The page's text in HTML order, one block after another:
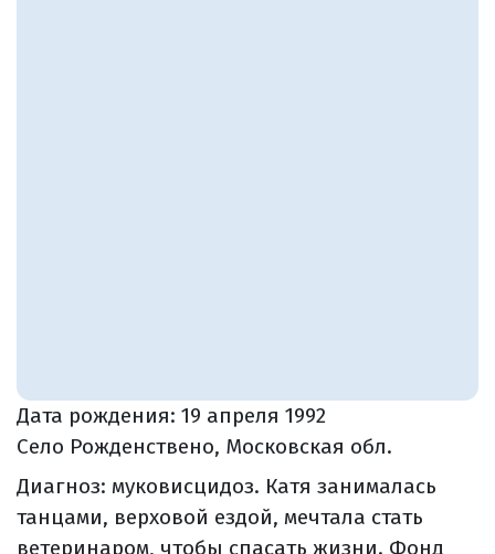
Дата рождения: 19 апреля 1992
Село Рожденствено, Московская обл.
Диагноз: муковисцидоз. Катя занималась
танцами, верховой ездой, мечтала стать
ветеринаром, чтобы спасать жизни. Фонд